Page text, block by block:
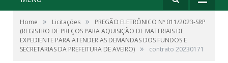
Home » Licitações »
PREGÃO ELETRÔNICO Nº 011/2023-SRP
(REGISTRO DE PREÇOS PARA AQUISIÇÃO DE MATERIAIS DE
EXPEDIENTE PARA ATENDER AS DEMANDAS DOS FUNDOS E
SECRETARIAS DA PREFEITURA DE AVEIRO) » contrato 20230171